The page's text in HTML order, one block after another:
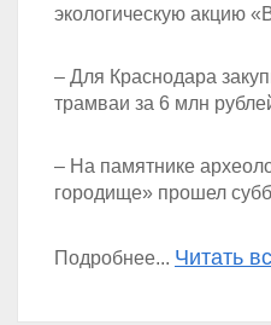
экологическую акцию
– Для Краснодара
трамваи за 6 млн
– На памятнике
городище» прошел
Подробнее... Читать